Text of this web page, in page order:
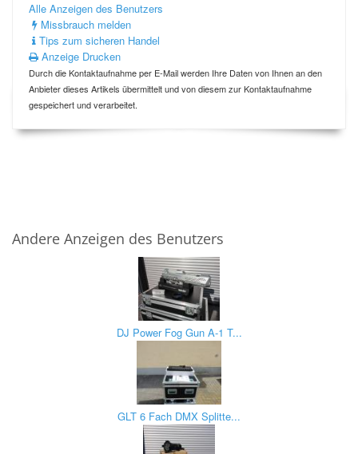
Alle Anzeigen des Benutzers
Missbrauch melden
Tips zum sicheren Handel
Anzeige Drucken
Durch die Kontaktaufnahme per E-Mail werden Ihre Daten von Ihnen an den
Anbieter dieses Artikels übermittelt und von diesem zur Kontaktaufnahme
gespeichert und verarbeitet.
Andere Anzeigen des Benutzers
DJ Power Fog Gun A-1 T...
GLT 6 Fach DMX Splitte...